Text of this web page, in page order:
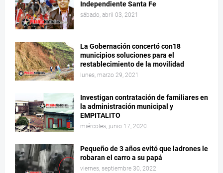
Independiente Santa Fe
sábado, abril 03, 2021
La Gobernación concertó con18
municipios soluciones para el
restablecimiento de la movilidad
lunes, marzo 29, 2021
Investigan contratación de familiares en
la administración municipal y
EMPITALITO
miércoles, junio 17, 2020
Pequeño de 3 años evitó que ladrones le
robaran el carro a su papá
viernes, septiembre 30, 2022